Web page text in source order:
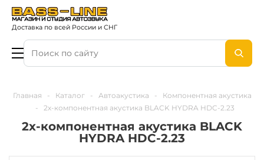
Доставка по всей России и СНГ
Главная - Каталог - Автоакустика -
Компонентная акустика
-
2х-компонентная акустика BLACK HYDRA HDC-2.23
2х-компонентная акустика BLACK
HYDRA HDC-2.23